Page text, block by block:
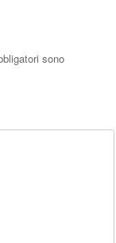
sono